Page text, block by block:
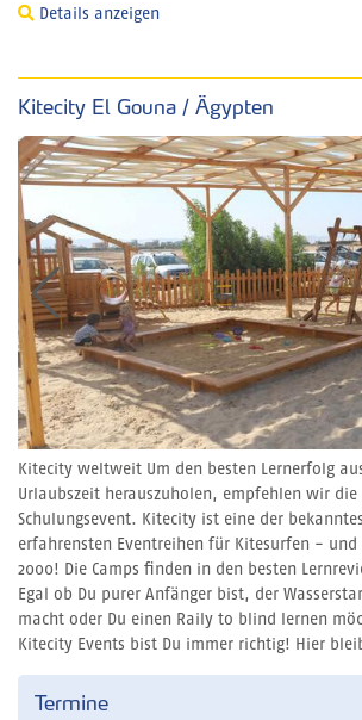
Details anzeigen
Kitecity El Gouna / Ägypten
Kitecity weltweit Um den besten Lernerfolg
Urlaubszeit herauszuholen, empfehlen wir die
Schulungsevent. Kitecity ist eine der
erfahrensten Eventreihen für Kitesurfen - und
2000! Die Camps finden in den besten
Egal ob Du purer Anfänger bist, der
macht oder Du einen Raily to blind lernen
Kitecity Events bist Du immer richtig! Hier
Termine